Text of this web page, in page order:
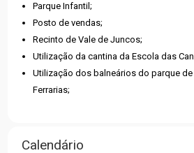
Parque Infantil;
Posto de vendas;
Recinto de Vale de Juncos;
Utilização da cantina da Escola das
Utilização dos balneários do parque
Ferrarias;
Calendário